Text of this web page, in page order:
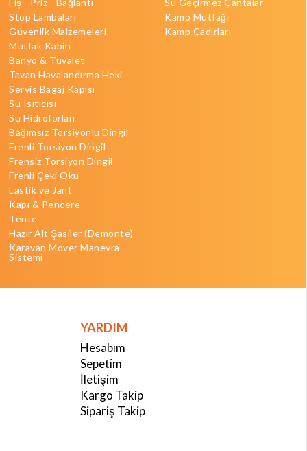
Stop Lambaları
Güvenlik Malzemeleri
Mutfak Kabin
Banyo & Tuvalet
Tavan Havalandırma Heki
Servis Bagaj Kapısı
Su Isıtıcısı
Su Hidroforları
Bağımsız Torsiyonlu Dingil
Frenli Torsiyon Dingil
Frensiz Torsiyon Dingil
Frenli Çeki Oku
Lastik ve Jant
Kapı & Pencere
Tente
Hazır Alt Şasiler (Demonte)
Karavan Mover Manevra
Sistemi
Kamp Mutfağı
Kamp Çadırları
YARDIM
Hesabım
Sepetim
İletişim
Kargo Takip
Sipariş Takip